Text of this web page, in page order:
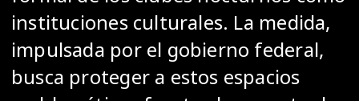
instituciones culturales. La medida,
impulsada por el gobierno federal,
busca proteger a estos espacios